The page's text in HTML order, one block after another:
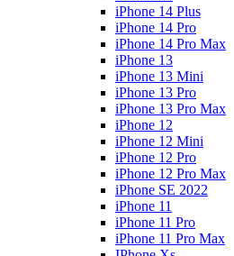
iPhone 14 Plus
iPhone 14 Pro
iPhone 14 Pro Max
iPhone 13
iPhone 13 Mini
iPhone 13 Pro
iPhone 13 Pro Max
iPhone 12
iPhone 12 Mini
iPhone 12 Pro
iPhone 12 Pro Max
iPhone SE 2022
iPhone 11
iPhone 11 Pro
iPhone 11 Pro Max